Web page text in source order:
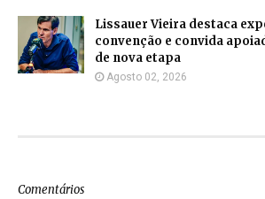
Lissauer Vieira destaca
convenção e convida
de nova etapa
Agosto 02, 2026
Comentários